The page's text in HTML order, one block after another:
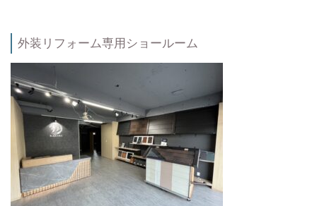
外装リフォーム専用ショールーム